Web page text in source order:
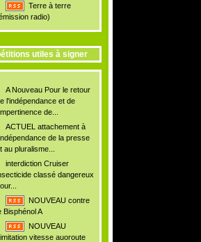
Terre à terre
radio)
utiles à signer
A Nouveau Pour le retour
l'indépendance et de
de...
ACTUEL attachement à
de la presse
au pluralisme...
interdiction Cruiser
classé dangereux
NOUVEAU contre
Bisphénol A
NOUVEAU
vitesse auoroute